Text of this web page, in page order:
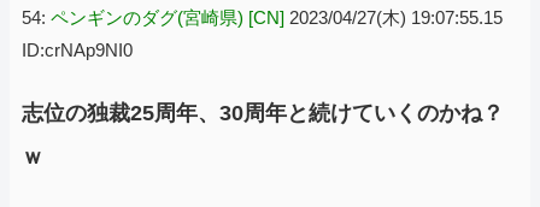
54: ペンギンのダグ(宮崎県) [CN] 2023/04/27(木) 19:07:55.15
ID:crNAp9NI0
志位の独裁25周年、30周年と続けていくのかね？
ｗ